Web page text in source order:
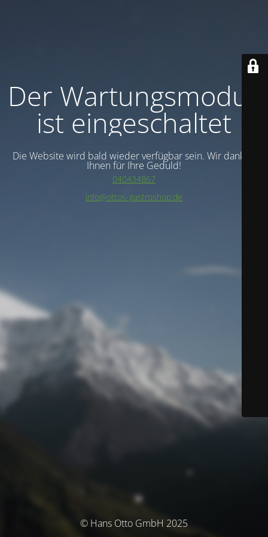
Der Wartungsmodus
ist eingeschaltet
Die Website wird bald wieder verfügbar sein. Wir danken
Ihnen für Ihre Geduld!
040434867
info@ottos-gastroshop.de
© Hans Otto GmbH 2025